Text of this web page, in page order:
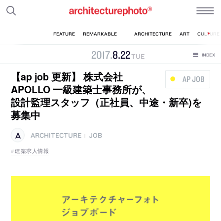
2017.8.22TUE
AP JOB
【ap job 更新】 株式会社
APOLLO 一級建築士事務所が、
設計監理スタッフ（正社員、中途・新卒)を
募集中
ARCHITECTURE
JOB
建築求人情報